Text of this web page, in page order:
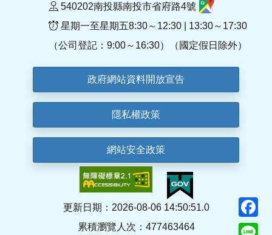
540202南投縣南投市省府路4號
星期一至星期五8:30～12:30 | 13:30～17:30
（公司登記：9:00～16:30）（國定假日除外）
政府網站資料開放宣告
隱私權政策
網站安全政策
更新日期：2026-08-06 14:50:51.0
累積瀏覽人次：477463464